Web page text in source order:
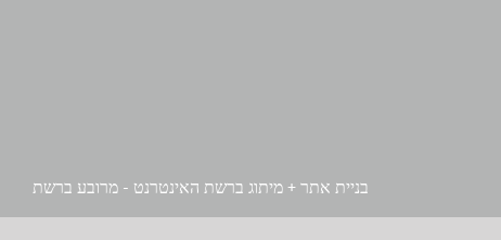
בניית אתר + מיתוג ברשת האינטרנט - מרובע ברשת